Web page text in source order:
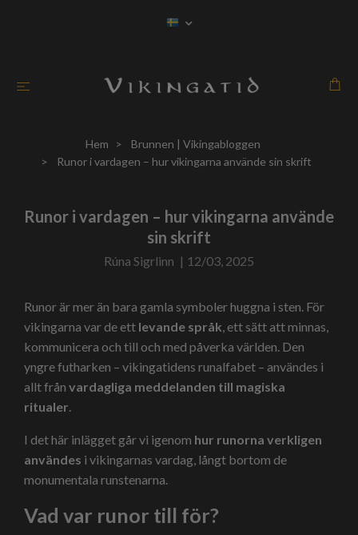
Hem
Brunnen | Vikingabloggen
Runor i vardagen – hur vikingarna använde sin skrift
Runor i vardagen – hur vikingarna använde
sin skrift
Rúna Sigrlinn | 12/03, 2025
Runor är mer än bara gamla symboler huggna i sten. För
vikingarna var de ett levande språk, ett sätt att minnas,
kommunicera och till och med påverka världen. Den
yngre futharken – vikingatidens runalfabet – användes i
allt från vardagliga meddelanden till magiska
ritualer.
I det här inlägget går vi igenom hur runorna verkligen
användes i vikingarnas vardag, långt bortom de
monumentala runstenarna.
Vad var runor till för?